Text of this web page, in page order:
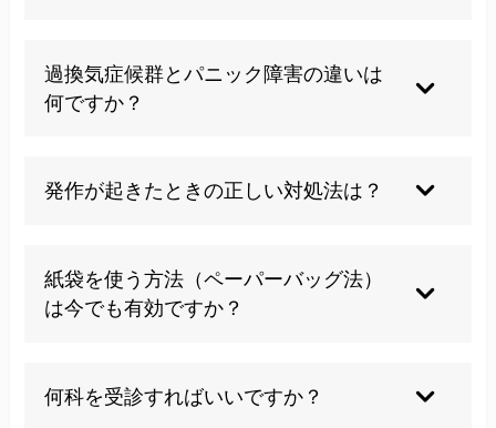
慌てて呼吸を速めることや紙袋で口を覆う対処法
は避け、ゆっくり息を吐くことを意識しましょ
う。
過換気症候群とパニック障害の違いは
何ですか？
症状が重なる部分も多く、両者を厳密に区別する
よりも背景にある不安への対応が重要だと考えて
発作が起きたときの正しい対処法は？
安心できる環境で、口をすぼめてゆっくり長く息
を吐くことを繰り返すと呼吸が落ち着きやすくな
紙袋を使う方法（ペーパーバッグ法）
は今でも有効ですか？
以前は行われていましたが、酸素不足を招く恐れ
があるため現在は推奨されておらず、当院でもお
何科を受診すればいいですか？